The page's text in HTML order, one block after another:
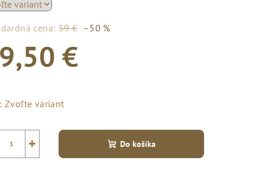
cena: 59 € –50 %
€
Zvoľte variant
+ Do košíka